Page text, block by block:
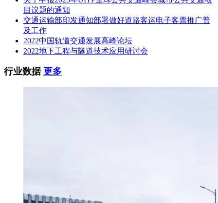
目议题的通知
交通运输部印发通知部署做好道路客运电子客票推广普
及工作
2022中国轨道交通发展高峰论坛
2022地下工程与隧道技术应用研讨会
行业数据更多